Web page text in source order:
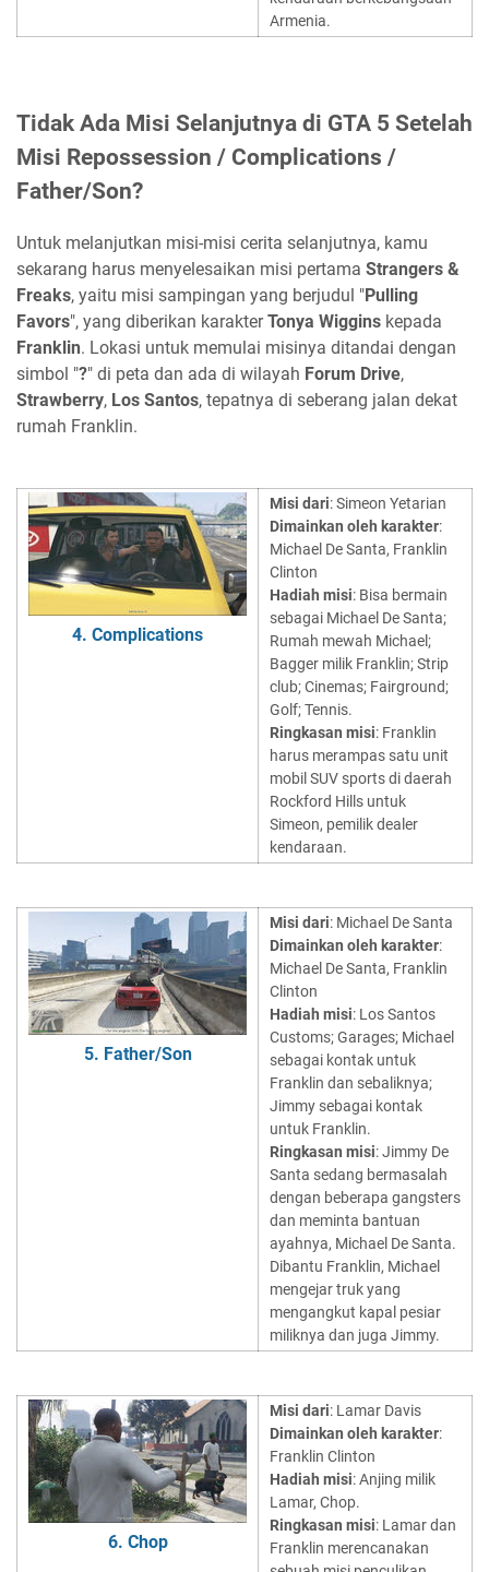
Armenia.
Tidak Ada Misi Selanjutnya di GTA 5 Setelah
Misi Repossession / Complications /
Father/Son?
Untuk melanjutkan misi-misi cerita selanjutnya, kamu
sekarang harus menyelesaikan misi pertama Strangers &
Freaks, yaitu misi sampingan yang berjudul "Pulling
Favors", yang diberikan karakterTonya Wiggins kepada
Franklin. Lokasi untuk memulai misinya ditandai dengan
simbol "?" di peta dan ada di wilayah Forum Drive,
Strawberry, Los Santos, tepatnya di seberang jalan dekat
rumah Franklin.
4. Complications
Misi dari: Simeon Yetarian
Dimainkan oleh karakter:
Michael De Santa, Franklin
Clinton
Hadiah misi: Bisa bermain
sebagai Michael De Santa;
Rumah mewah Michael;
Bagger milik Franklin; Strip
club; Cinemas; Fairground;
Golf; Tennis.
Ringkasan misi: Franklin
harus merampas satu unit
mobil SUV sports di daerah
Rockford Hills untuk
Simeon, pemilik dealer
kendaraan.
5. Father/Son
Misi dari: Michael De Santa
Dimainkan oleh karakter:
Michael De Santa, Franklin
Clinton
Hadiah misi: Los Santos
Customs; Garages; Michael
sebagai kontak untuk
Franklin dan sebaliknya;
Jimmy sebagai kontak
untuk Franklin.
Ringkasan misi: Jimmy De
Santa sedang bermasalah
dengan beberapa gangsters
dan meminta bantuan
ayahnya, Michael De Santa.
Dibantu Franklin, Michael
mengejar truk yang
mengangkut kapal pesiar
miliknya dan juga Jimmy.
6. Chop
Misi dari: Lamar Davis
Dimainkan oleh karakter:
Franklin Clinton
Hadiah misi: Anjing milik
Lamar, Chop.
Ringkasan misi: Lamar dan
Franklin merencanakan